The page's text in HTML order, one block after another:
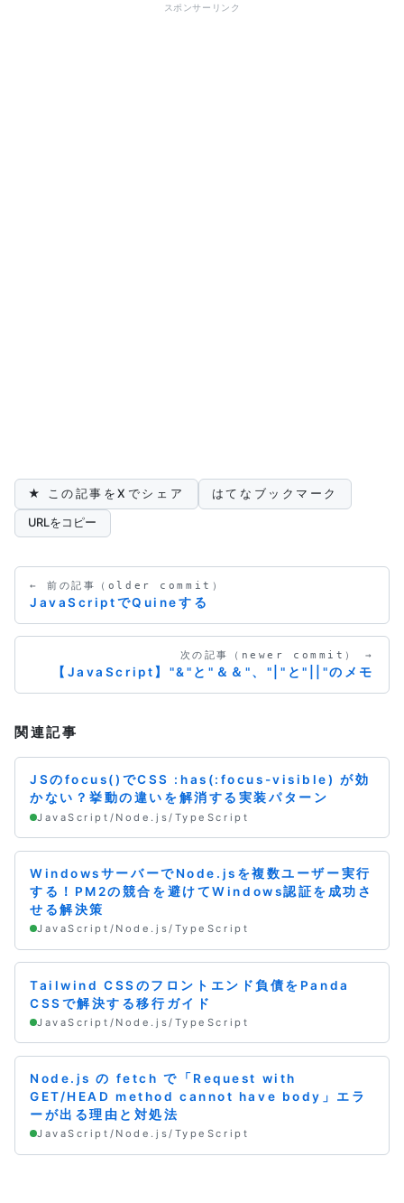
スポンサーリンク
★ この記事をXでシェア はてなブックマーク
URLをコピー
← 前の記事（older commit）
JavaScriptでQuineする
次の記事（newer commit） →
【JavaScript】"&"と"＆＆"、"|"と"||"のメモ
関連記事
JSのfocus()でCSS :has(:focus-visible) が効
かない？挙動の違いを解消する実装パターン
JavaScript/Node.js/TypeScript
WindowsサーバーでNode.jsを複数ユーザー実行
する！PM2の競合を避けてWindows認証を成功さ
せる解決策
JavaScript/Node.js/TypeScript
Tailwind CSSのフロントエンド負債をPanda
CSSで解決する移行ガイド
JavaScript/Node.js/TypeScript
Node.js の fetch で「Request with
GET/HEAD method cannot have body」エラ
ーが出る理由と対処法
JavaScript/Node.js/TypeScript